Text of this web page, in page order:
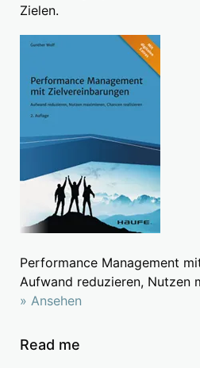
Zielen.
Performance Management
Aufwand reduzieren, Nutzen
» Ansehen
Read me